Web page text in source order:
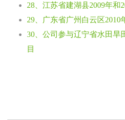
28、江苏省建湖县2009年和
29、广东省广州白云区2010
30、公司参与辽宁省水田旱
目